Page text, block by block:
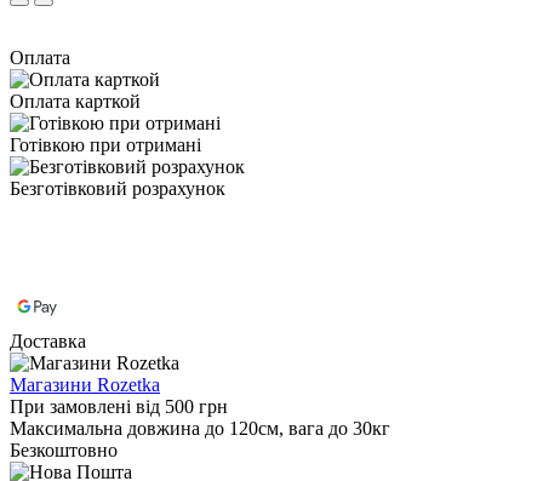
Оплата
Оплата карткой
Готівкою при отримані
Безготівковий розрахунок
Доставка
Магазини Rozetka
При замовлені від 500 грн
Максимальна довжина до 120см, вага до 30кг
Безкоштовно